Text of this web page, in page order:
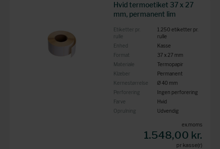
Hvid termoetiket 37 x 27
mm, permanent lim
Etiketter pr.
rulle
1.250 etiketter pr.
rulle
Enhed
Kasse
Format
37 x 27 mm
Materiale
Termopapir
Klæber
Permanent
Kernestørrelse
Ø 40 mm
Perforering
Ingen perforering
Farve
Hvid
Oprulning
Udvendig
1.548,00 kr.
ex.moms
pr kasse(r)